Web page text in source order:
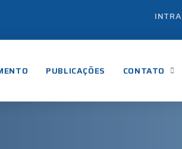
PUBLICAÇÕES CONTATO